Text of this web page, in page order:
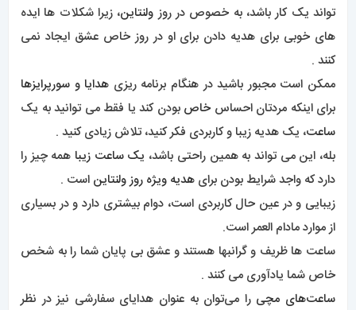
تواند یک کار باشد، به خصوص در روز ولنتاین، زیرا شکلات ها ایده
های خوبی برای هدیه دادن برای او در روز خاص عشق ایجاد نمی
کنند .
ممکن است مجبور باشید در هنگام برنامه ریزی هدایا و سورپرایزها
برای اینکه مردتان احساس خاص بودن کند یا فقط می توانید به یک
ساعت، یک هدیه زیبا و کاربردی فکر کنید، تلاش زیادی کنید .
بله، این می تواند به همین راحتی باشد، یک ساعت زیبا همه چیز را
دارد که واجد شرایط بودن برای هدیه ویژه روز ولنتاین است .
زیبایی و در عین حال کاربردی است، دوام بیشتری دارد و در بسیاری
از موارد مادام العمر است.
ساعت ها ظریف و گرانبها هستند و عشق بی پایان شما را به شخص
خاص شما یادآوری می کنند .
ساعت‌های مچی را می‌توان به عنوان هدایای سفارشی نیز در نظر